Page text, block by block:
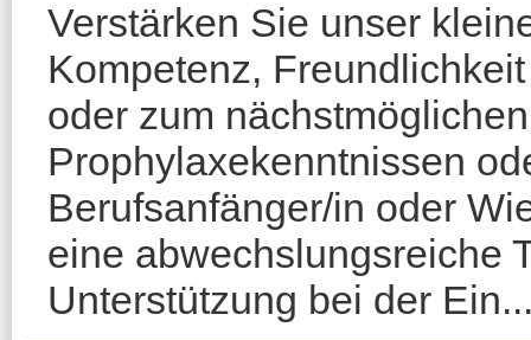
Verstärken Sie unser
Kompetenz,
oder zum
Prophylaxekenntnissen
Berufsanfänger/in oder
eine abwechslungsreiche
Unterstützung bei der